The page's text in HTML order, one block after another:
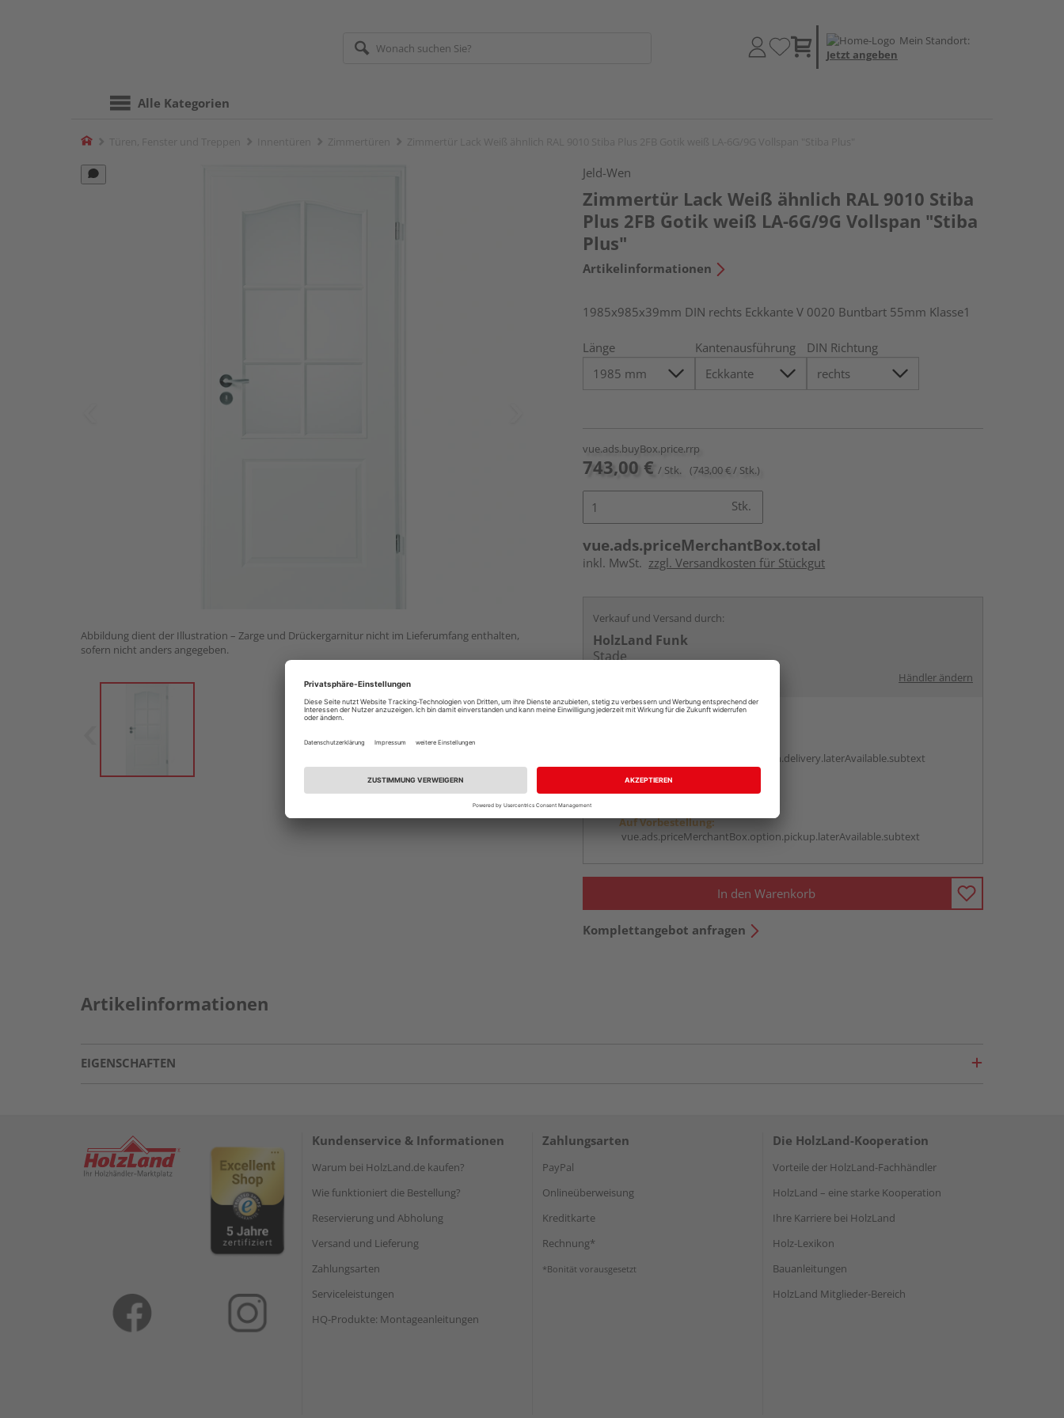
Mein Standort:
Jetzt angeben
Alle Kategorien
Home
Abbildung dient der Illustration – Zarge und Drückergarnitur nicht im Lieferumfang enthalten,
sofern nicht anders angegeben.
Jeld-Wen
Zimmertür Lack Weiß ähnlich RAL 9010 Stiba
Plus 2FB Gotik weiß LA-6G/9G Vollspan "Stiba
Plus"
Artikelinformationen
1985x985x39mm DIN rechts Eckkante V 0020 Buntbart 55mm Klasse1
Länge Kantenausführung DIN Richtung
vue.ads.buyBox.price.rrp
743,00 € / Stk. (743,00 € / Stk.)
Stk.
vue.ads.priceMerchantBox.total
inkl. MwSt. zzgl. Versandkosten für Stückgut
Verkauf und Versand durch:
HolzLand Funk
Stade
Händler ändern
vue.ads.priceMerchantBox.option.delivery.laterAvailable.subtext
Auf Vorbestellung:
vue.ads.priceMerchantBox.option.pickup.laterAvailable.subtext
In den Warenkorb
Komplettangebot anfragen
Artikelinformationen
EIGENSCHAFTEN
Kundenservice & Informationen
Warum bei HolzLand.de kaufen?
Wie funktioniert die Bestellung?
Reservierung und Abholung
Versand und Lieferung
Zahlungsarten
Serviceleistungen
HQ-Produkte: Montageanleitungen
Zahlungsarten
PayPal
Onlineüberweisung
Kreditkarte
Rechnung*
*Bonität vorausgesetzt
Die HolzLand-Kooperation
Vorteile der HolzLand-Fachhändler
HolzLand – eine starke Kooperation
Ihre Karriere bei HolzLand
Holz-Lexikon
Bauanleitungen
HolzLand Mitglieder-Bereich